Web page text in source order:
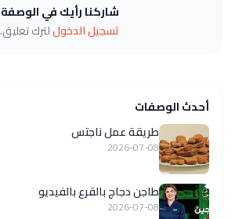
شاركنا رأيك في الوصفة
تسجيل الدخوللترك تعليق.
أحدث الوصفات
طريقة عمل ناجتس
2026-07-08
طاجن دجاج بالقرع بالفيديو
2026-07-08